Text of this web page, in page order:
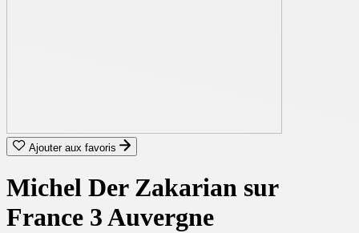
Ajouter aux favoris
Michel Der Zakarian sur
France 3 Auvergne